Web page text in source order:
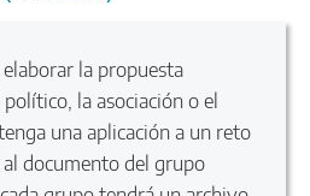
la propuesta
la asociación o el
una aplicación a un reto
documento del grupo